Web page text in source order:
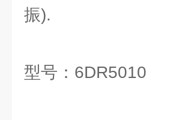
振).
型号：6DR5010